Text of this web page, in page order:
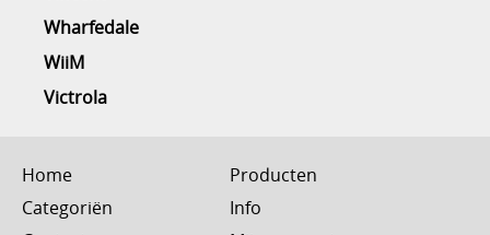
Wharfedale
WiiM
Victrola
Home
Producten
Categoriën
Info